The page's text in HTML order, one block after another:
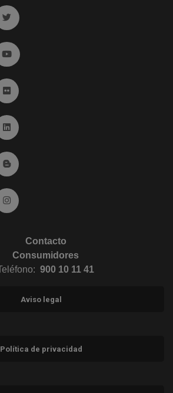
Ir a twitter (abre en ventana nueva)
Ir a YouTube (abre en ventana nueva)
Ir a Flickr (abre en ventana nueva)
Ir a Linkedin (abre en ventana nueva)
Ir al Blog (abre en ventana nueva)
Ir a Instagram (abre en ventana nueva)
Contacto
Consumidores
Teléfono: 900 10 11 41
Aviso legal
Política de privacidad